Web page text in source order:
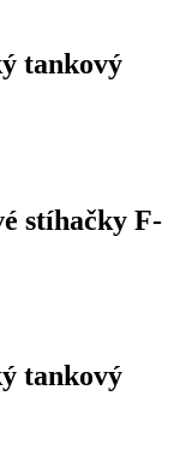
tankový
stíhačky F-
tankový